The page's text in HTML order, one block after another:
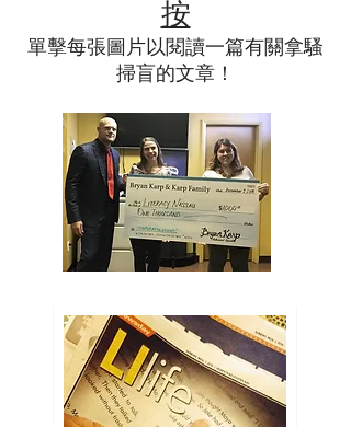
按
單擊每張圖片以閱讀一篇有關拿騷
掃盲的文章！